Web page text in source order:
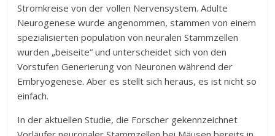
Stromkreise von der vollen Nervensystem. Adulte
Neurogenese wurde angenommen, stammen von einem
spezialisierten population von neuralen Stammzellen
wurden „beiseite“ und unterscheidet sich von den
Vorstufen Generierung von Neuronen während der
Embryogenese. Aber es stellt sich heraus, es ist nicht so
einfach.
In der aktuellen Studie, die Forscher gekennzeichnet